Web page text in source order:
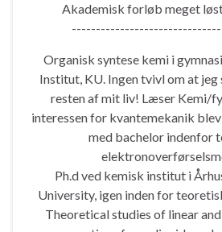
Akademisk forløb meget
Organisk syntese kemi i
Institut, KU. Ingen tvivl om at jeg
resten af mit liv! Læser Kemi/
interessen for kvantemekanik
med bachelor indenfor
Ph.d ved kemisk institut i
University, igen inden for
Theoretical studies of linear